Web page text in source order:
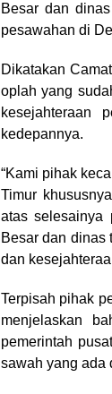
Besar dan
pesawahan di
Dikatakan
oplah yang
kesejahteraan
kedepannya.
“Kami pihak
Timur
atas selesainya
Besar dan dinas
dan
Terpisah pihak
menjelaskan
pemerintah
sawah yang ada